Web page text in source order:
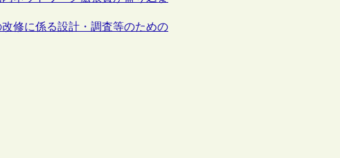
修に係る設計・調査等のための